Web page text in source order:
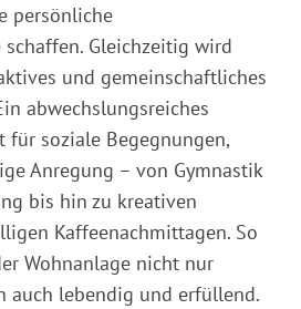
persönliche
Gleichzeitig wird
und gemeinschaftliches
abwechslungsreiches
für soziale Begegnungen,
Anregung – von Gymnastik
bis hin zu kreativen
Kaffeenachmittagen. So
Wohnanlage nicht nur
auch lebendig und erfüllend.